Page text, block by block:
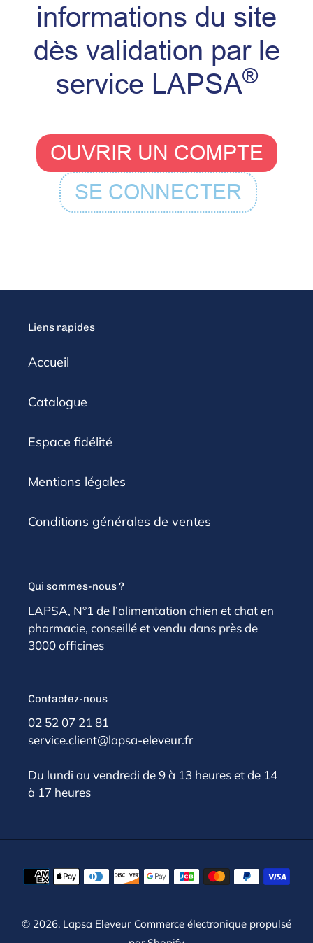
informations du site
dès validation par le
service LAPSA®
OUVRIR UN COMPTE
SE CONNECTER
Liens rapides
Accueil
Catalogue
Espace fidélité
Mentions légales
Conditions générales de ventes
Qui sommes-nous ?
LAPSA, N°1 de l’alimentation chien et chat en
pharmacie, conseillé et vendu dans près de
3000 officines
Contactez-nous
02 52 07 21 81
service.client@lapsa-eleveur.fr
Du lundi au vendredi de 9 à 13 heures et de 14
à 17 heures
Moyens
de
© 2026, Lapsa Eleveur Commerce électronique propulsé